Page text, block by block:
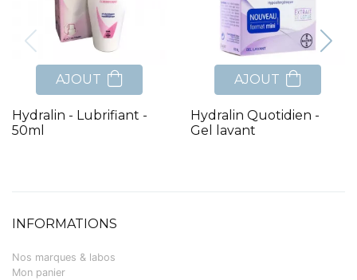
AJOUT
Hydralin - Lubrifiant -
50ml
AJOUT
Hydralin Quotidien -
Gel lavant
INFORMATIONS
Nos marques & labos
Mon panier